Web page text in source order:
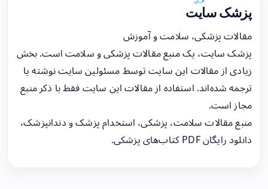
پزشک سایت
مقالات پزشکی، سلامت و آموزش
پزشک سایت، یک منبع مقالات پزشکی و سلامت است. بخش
زیادی از مقالات این سایت توسط مسئولین سایت نوشته یا
ترجمه شده‌اند. استفاده از مقالات این سایت فقط با ذکر منبع
مجاز است.
منبع مقالات سلامت، پزشکی، استخدام پزشک و دندانپزشک،
دانلود رایگان PDF کتاب‌های پزشکی.